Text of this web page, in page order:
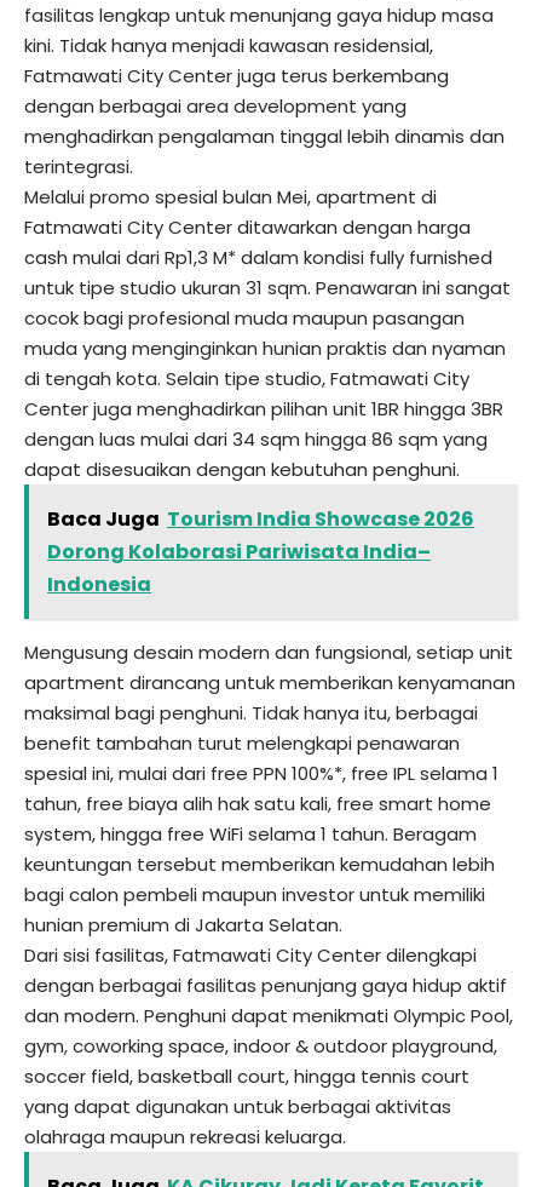
fasilitas lengkap untuk menunjang gaya hidup masa
kini. Tidak hanya menjadi kawasan residensial,
Fatmawati City Center juga terus berkembang
dengan berbagai area development yang
menghadirkan pengalaman tinggal lebih dinamis dan
terintegrasi.
Melalui promo spesial bulan Mei, apartment di
Fatmawati City Center ditawarkan dengan harga
cash mulai dari Rp1,3 M* dalam kondisi fully furnished
untuk tipe studio ukuran 31 sqm. Penawaran ini sangat
cocok bagi profesional muda maupun pasangan
muda yang menginginkan hunian praktis dan nyaman
di tengah kota. Selain tipe studio, Fatmawati City
Center juga menghadirkan pilihan unit 1BR hingga 3BR
dengan luas mulai dari 34 sqm hingga 86 sqm yang
dapat disesuaikan dengan kebutuhan penghuni.
Baca Juga Tourism India Showcase 2026
Dorong Kolaborasi Pariwisata India–
Indonesia
Mengusung desain modern dan fungsional, setiap unit
apartment dirancang untuk memberikan kenyamanan
maksimal bagi penghuni. Tidak hanya itu, berbagai
benefit tambahan turut melengkapi penawaran
spesial ini, mulai dari free PPN 100%*, free IPL selama 1
tahun, free biaya alih hak satu kali, free smart home
system, hingga free WiFi selama 1 tahun. Beragam
keuntungan tersebut memberikan kemudahan lebih
bagi calon pembeli maupun investor untuk memiliki
hunian premium di Jakarta Selatan.
Dari sisi fasilitas, Fatmawati City Center dilengkapi
dengan berbagai fasilitas penunjang gaya hidup aktif
dan modern. Penghuni dapat menikmati Olympic Pool,
gym, coworking space, indoor & outdoor playground,
soccer field, basketball court, hingga tennis court
yang dapat digunakan untuk berbagai aktivitas
olahraga maupun rekreasi keluarga.